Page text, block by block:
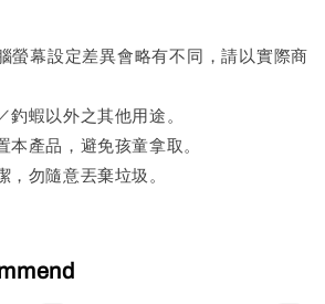
螢幕設定差異會略有不同，請以實際商
釣蝦以外之其他用途。
本產品，避免孩童拿取。
，勿隨意丟棄垃圾。